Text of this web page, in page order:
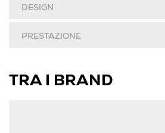
DESIGN
PRESTAZIONE
TRA I BRAND